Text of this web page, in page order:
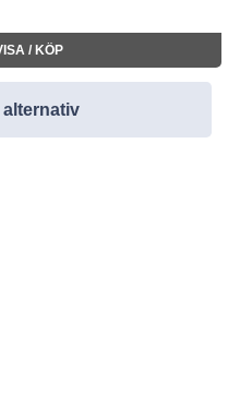
/ KÖP
alternativ